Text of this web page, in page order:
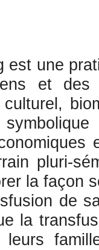
est une
et des
pluri-
la façon
de
la